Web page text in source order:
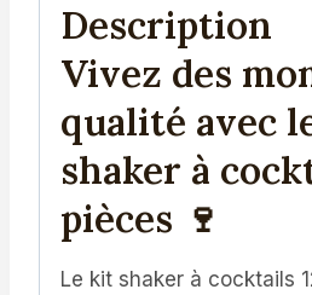
Description
Vivez des
qualité avec
shaker à
pièces 🍷
Le kit shaker à cocktails